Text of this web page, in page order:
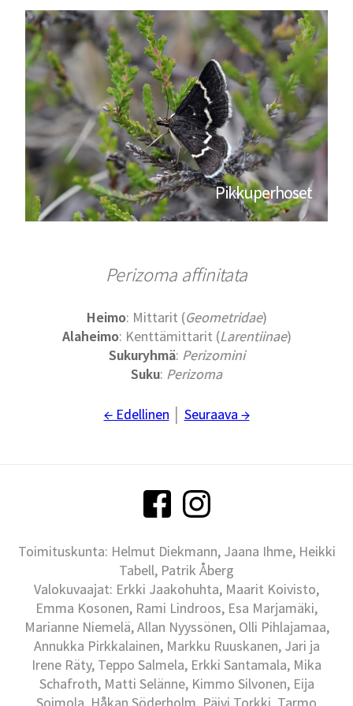
Pikkuperhoset
Perizoma affinitata
Heimo: Mittarit (Geometridae)
Alaheimo: Kenttämittarit (Larentiinae)
Sukuryhmä: Perizomini
Suku: Perizoma
← Edellinen Seuraava →
Toimituskunta: Helmut Diekmann, Jaana Ihme, Heikki
Tabell, Patrik Åberg
Valokuvaajat: Erkki Jaakohuhta, Maarit Koivisto,
Emma Kosonen, Rami Lindroos, Esa Marjamäki,
Marianne Niemelä, Allan Nyyssönen, Olli Pihlajamaa,
Annukka Pirkkalainen, Markku Ruuskanen, Jari ja
Irene Räty, Teppo Salmela, Erkki Santamala, Mika
Schafroth, Matti Selänne, Kimmo Silvonen, Eija